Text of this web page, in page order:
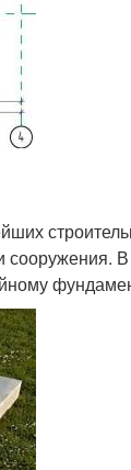
сооружения.